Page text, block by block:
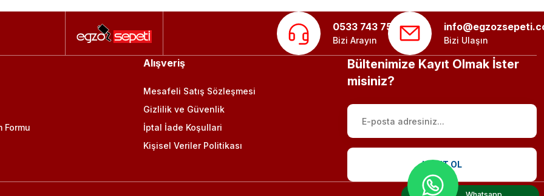
0533 743 75 56
Bizi Arayın Bizi Ulaşın
Formu
Alışveriş
Mesafeli Satış Sözleşmesi
Gizlilik ve Güvenlik
İptal İade Koşullari
Kişisel Veriler Politikası
Bültenimize Kayıt Olmak İster
misiniz?
KAYIT OL